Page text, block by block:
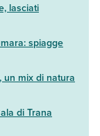
lasciati
spiagge
un mix di natura
di Trana